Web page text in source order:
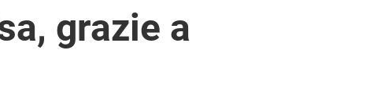
grazie a